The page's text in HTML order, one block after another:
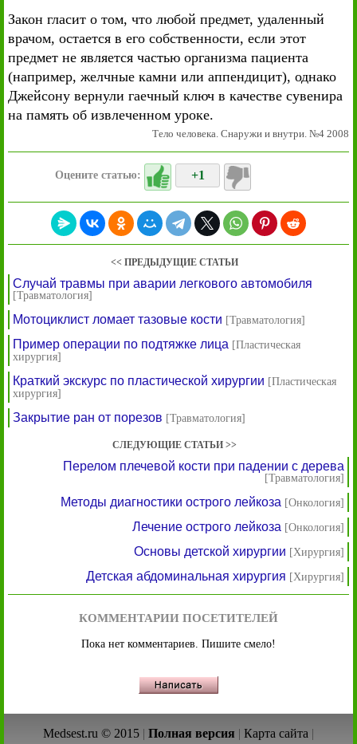
Закон гласит о том, что любой предмет, удаленный
врачом, остается в его собственности, если этот
предмет не является частью организма пациента
(например, желчные камни или аппендицит), однако
Джейсону вернули гаечный ключ в качестве сувенира
на память об извлеченном уроке.
Тело человека. Снаружи и внутри. №4 2008
Оцените статью: +1
<< ПРЕДЫДУЩИЕ СТАТЬИ
Случай травмы при аварии легкового автомобиля
[Травматология]
Мотоциклист ломает тазовые кости [Травматология]
Пример операции по подтяжке лица [Пластическая
хирургия]
Краткий экскурс по пластической хирургии [Пластическая
хирургия]
Закрытие ран от порезов [Травматология]
СЛЕДУЮЩИЕ СТАТЬИ >>
Перелом плечевой кости при падении с дерева
[Травматология]
Методы диагностики острого лейкоза [Онкология]
Лечение острого лейкоза [Онкология]
Основы детской хирургии [Хирургия]
Детская абдоминальная хирургия [Хирургия]
КОММЕНТАРИИ ПОСЕТИТЕЛЕЙ
Пока нет комментариев. Пишите смело!
Medsest.ru © 2015 | Полная версия | Карта сайта |